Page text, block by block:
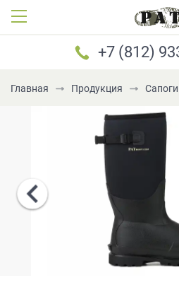
+7 (812)
САНКТ-ПЕТЕРБУРГ
+7 (812)
+7 (921) 183-
+7 (921) 184-
+7 (981)
+7 (981)
Главная Продукция